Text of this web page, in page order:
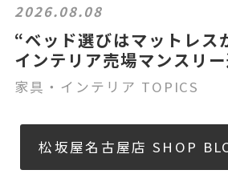
2026.08.08
“ベッド選びはマットレ
インテリア売場マンスリ
家具・インテリア TOPICS
松坂屋名古屋店 SHOP